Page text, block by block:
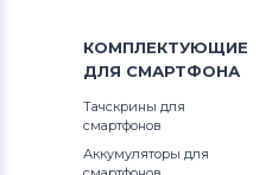
КОМПЛЕКТУЮЩИЕ
ДЛЯ СМАРТФОНА
Тачскрины для
смартфонов
Аккумуляторы для